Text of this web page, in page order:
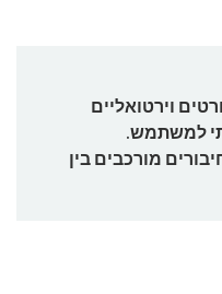
וירטואליים
למשתמש.
מורכבים בין